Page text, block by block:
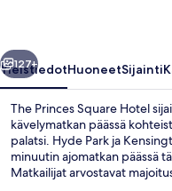
Seuraava
127+
YleistiedotHuoneetSijainti
The Princes Square Hotel
kävelymatkan päässä
palatsi. Hyde Park ja
minuutin ajomatkan päässä
Matkailijat arvostavat